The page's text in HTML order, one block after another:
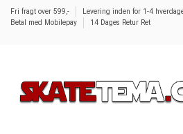
Fri fragt over 599,- Levering inden for 1-4
Betal med Mobilepay
14 Dages Retur Ret